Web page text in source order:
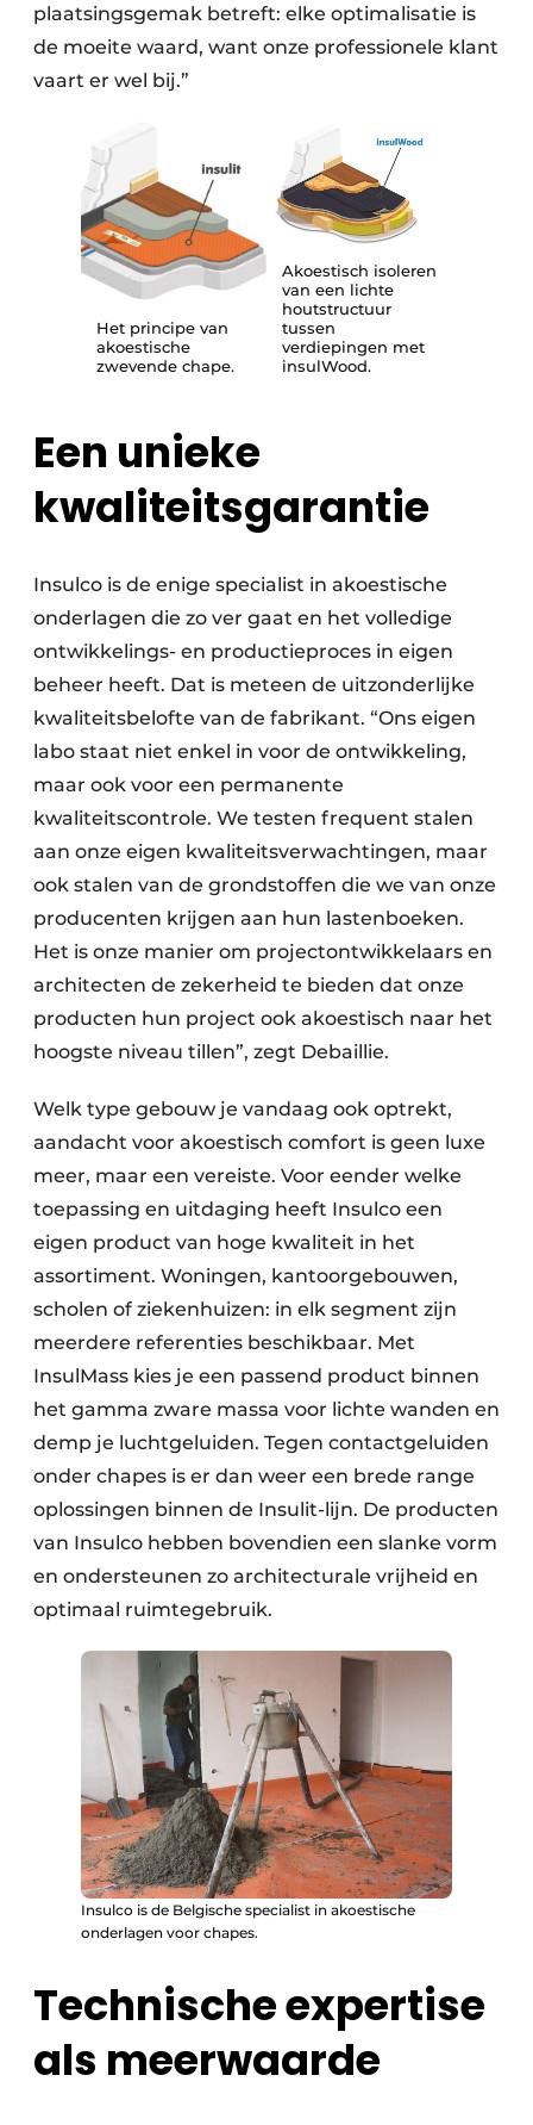
plaatsingsgemak betreft: elke optimalisatie is
de moeite waard, want onze professionele klant
vaart er wel bij.”
Het principe van
akoestische
zwevende chape.
Akoestisch isoleren
van een lichte
houtstructuur
tussen
verdiepingen met
insulWood.
Een unieke
kwaliteitsgarantie
Insulco is de enige specialist in akoestische
onderlagen die zo ver gaat en het volledige
ontwikkelings- en productieproces in eigen
beheer heeft. Dat is meteen de uitzonderlijke
kwaliteitsbelofte van de fabrikant. “Ons eigen
labo staat niet enkel in voor de ontwikkeling,
maar ook voor een permanente
kwaliteitscontrole. We testen frequent stalen
aan onze eigen kwaliteitsverwachtingen, maar
ook stalen van de grondstoffen die we van onze
producenten krijgen aan hun lastenboeken.
Het is onze manier om projectontwikkelaars en
architecten de zekerheid te bieden dat onze
producten hun project ook akoestisch naar het
hoogste niveau tillen”, zegt Debaillie.
Welk type gebouw je vandaag ook optrekt,
aandacht voor akoestisch comfort is geen luxe
meer, maar een vereiste. Voor eender welke
toepassing en uitdaging heeft Insulco een
eigen product van hoge kwaliteit in het
assortiment. Woningen, kantoorgebouwen,
scholen of ziekenhuizen: in elk segment zijn
meerdere referenties beschikbaar. Met
InsulMass kies je een passend product binnen
het gamma zware massa voor lichte wanden en
demp je luchtgeluiden. Tegen contactgeluiden
onder chapes is er dan weer een brede range
oplossingen binnen de Insulit-lijn. De producten
van Insulco hebben bovendien een slanke vorm
en ondersteunen zo architecturale vrijheid en
optimaal ruimtegebruik.
Insulco is de Belgische specialist in akoestische
onderlagen voor chapes.
Technische expertise
als meerwaarde